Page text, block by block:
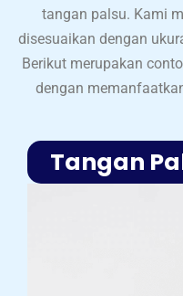
tangan palsu. Kami
disesuaikan dengan
Berikut merupakan
dengan
Tangan